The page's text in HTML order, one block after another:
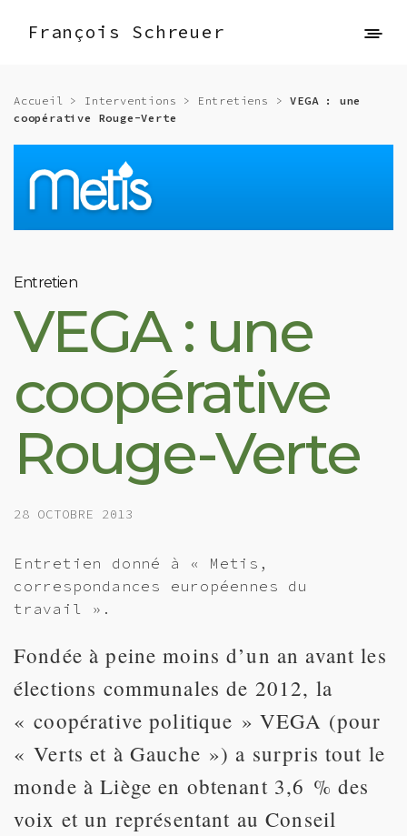
François Schreuer
Accueil > Interventions > Entretiens >VEGA : une
coopérative Rouge-Verte
Entretien
VEGA : une
coopérative
Rouge-Verte
28 OCTOBRE 2013
Entretien donné à « Metis,
correspondances européennes du
travail ».
Fondée à peine moins d’un an avant les
élections communales de 2012, la
« coopérative politique » VEGA (pour
« Verts et à Gauche ») a surpris tout le
monde à Liège en obtenant 3,6 % des
voix et un représentant au Conseil